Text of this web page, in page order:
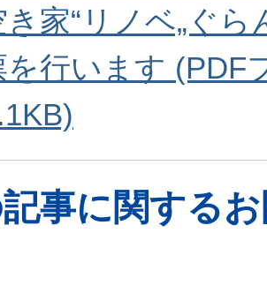
き家“リノベ„ぐ
を行います (PDF
事に関する